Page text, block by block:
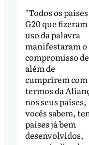
"Todos os
G20 que fizeram
uso da palavra
manifestaram o
compromisso
além de
cumprirem com
termos da
nos seus países,
vocês sabem,
países já bem
desenvolvidos,